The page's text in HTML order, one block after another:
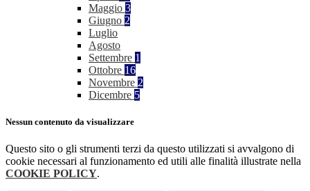
Maggio 3
Giugno 2
Luglio
Agosto
Settembre 1
Ottobre 16
Novembre 2
Dicembre 5
Nessun contenuto da visualizzare
Questo sito o gli strumenti terzi da questo utilizzati si avvalgono di
cookie necessari al funzionamento ed utili alle finalità illustrate nella
COOKIE POLICY.